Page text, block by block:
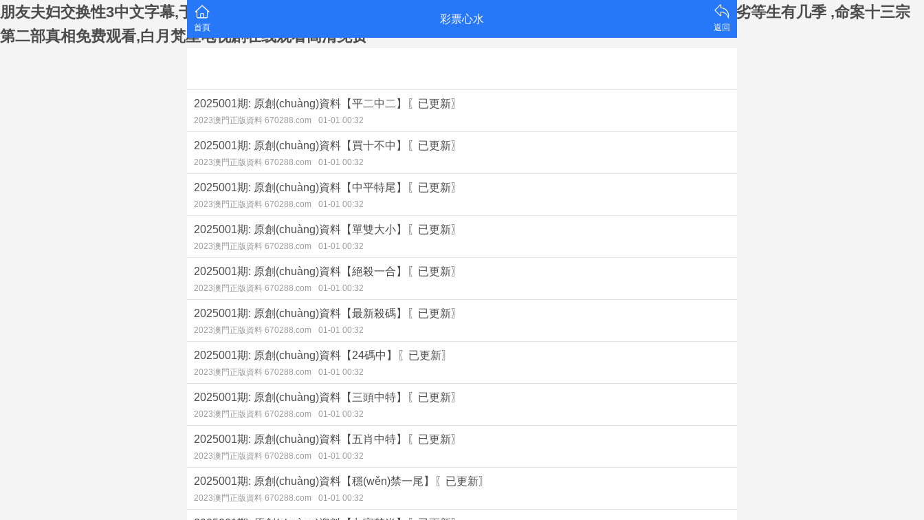
朋友夫妇交换性3中文字幕,于是我就被叔叔动漫免费观看第一季,《哪吒之魔童闹海》,小妈妈韩国,魔法科高校的劣等生有几季 ,命案十三宗
第二部真相免费观看,白月梵星电视剧在线观看高清免费
首頁
彩票心水
返回
2025001期: 原創(chuàng)資料【平二中二】〖已更新〗
2023澳門正版資料 670288.com 01-01 00:32
2025001期: 原創(chuàng)資料【買十不中】〖已更新〗
2023澳門正版資料 670288.com 01-01 00:32
2025001期: 原創(chuàng)資料【中平特尾】〖已更新〗
2023澳門正版資料 670288.com 01-01 00:32
2025001期: 原創(chuàng)資料【單雙大小】〖已更新〗
2023澳門正版資料 670288.com 01-01 00:32
2025001期: 原創(chuàng)資料【絕殺一合】〖已更新〗
2023澳門正版資料 670288.com 01-01 00:32
2025001期: 原創(chuàng)資料【最新殺碼】〖已更新〗
2023澳門正版資料 670288.com 01-01 00:32
2025001期: 原創(chuàng)資料【24碼中】〖已更新〗
2023澳門正版資料 670288.com 01-01 00:32
2025001期: 原創(chuàng)資料【三頭中特】〖已更新〗
2023澳門正版資料 670288.com 01-01 00:32
2025001期: 原創(chuàng)資料【五肖中特】〖已更新〗
2023澳門正版資料 670288.com 01-01 00:32
2025001期: 原創(chuàng)資料【穩(wěn)禁一尾】〖已更新〗
2023澳門正版資料 670288.com 01-01 00:32